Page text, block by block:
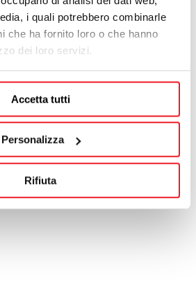
i quali potrebbero combinarle
che ha fornito loro o che hanno
dei loro servizi.
Accetta tutti
Personalizza
Rifiuta